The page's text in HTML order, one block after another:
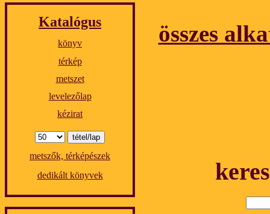
Katalógus
könyv
térkép
metszet
levelezőlap
kézirat
metszők, térképészek
dedikált könyvek
összes